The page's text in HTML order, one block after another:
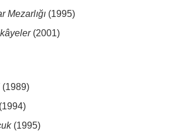
Mezarlığı (1995)
(2001)
(1989)
(1994)
(1995)